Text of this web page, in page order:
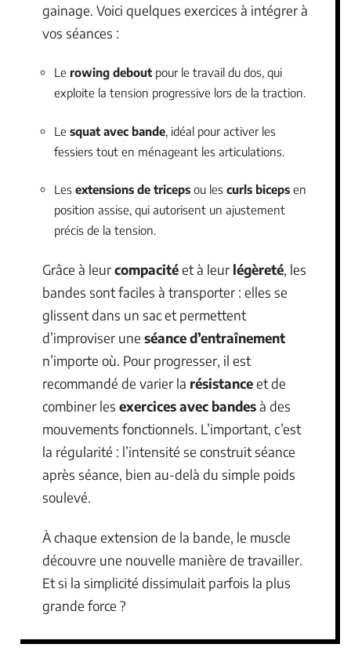
gainage. Voici quelques exercices à intégrer à
vos séances :
Le rowing debout pour le travail du dos, qui
exploite la tension progressive lors de la traction.
Le squat avec bande, idéal pour activer les
fessiers tout en ménageant les articulations.
Les extensions de triceps ou les curls biceps en
position assise, qui autorisent un ajustement
précis de la tension.
Grâce à leurcompacitéet à leur légèreté, les
bandes sont faciles à transporter : elles se
glissent dans un sac et permettent
d’improviser une séance d’entraînement
n’importe où. Pour progresser, il est
recommandé de varier la résistanceet de
combiner les exercices avec bandesà des
mouvements fonctionnels. L’important, c’est
la régularité : l’intensité se construit séance
après séance, bien au-delà du simple poids
soulevé.
À chaque extension de la bande, le muscle
découvre une nouvelle manière de travailler.
Et si la simplicité dissimulait parfois la plus
grande force ?